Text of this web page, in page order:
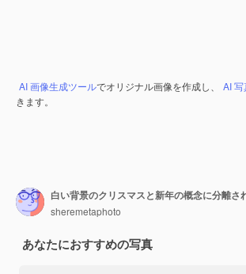
AI 画像生成ツールでオリジナル画像を作成し、 AI
きます。
sheremetaphoto
あなたにおすすめの写真